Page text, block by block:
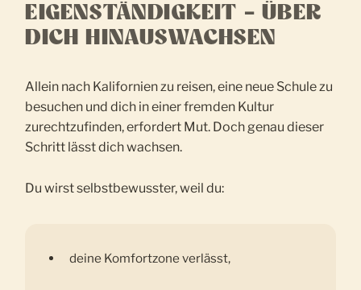
EIGENSTÄNDIGKEIT – ÜBER
DICH HINAUSWACHSEN
Allein nach Kalifornien zu reisen, eine neue Schule zu
besuchen und dich in einer fremden Kultur
zurechtzufinden, erfordert Mut. Doch genau dieser
Schritt lässt dich wachsen.
Du wirst selbstbewusster, weil du:
deine Komfortzone verlässt,